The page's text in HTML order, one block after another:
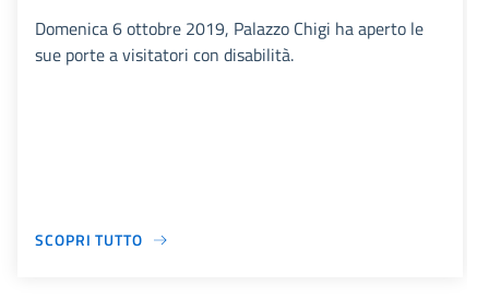
Domenica 6 ottobre 2019, Palazzo Chigi ha aperto le
sue porte a visitatori con disabilità.
SCOPRI TUTTO